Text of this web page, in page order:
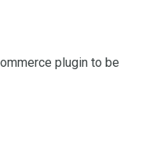
plugin to be